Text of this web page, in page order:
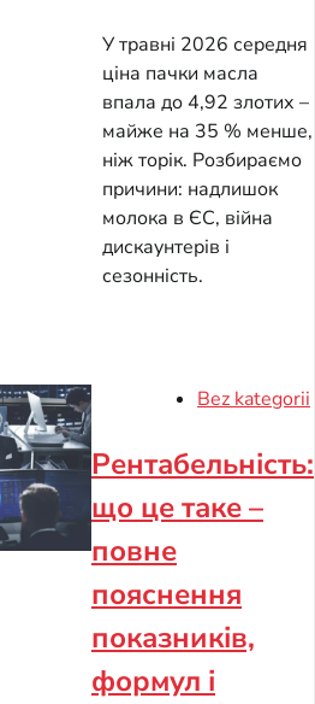
У травні 2026 середня
ціна пачки масла
впала до 4,92 злотих –
майже на 35 % менше,
ніж торік. Розбираємо
причини: надлишок
молока в ЄС, війна
дискаунтерів і
сезонність.
Bez kategorii
Рентабельність:
що це таке –
повне
пояснення
показників,
формул і